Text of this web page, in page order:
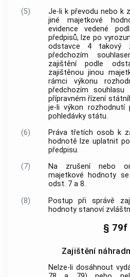
(5)
Je-li k převodu nebo k
jiné majetkové
evidence vedené
předpisů, lze po
odstavce 4 takový
předchozím
zajištění podle
zajištěnou jinou
rámci výkonu
předchozím
přípravném řízení
je-li výkon rozhodnutí
pohledávky státu.
(6)
Práva třetích osob k
hodnotě lze uplatnit
předpisu.
(7)
Na zrušení nebo
majetkové hodnoty
odst. 7 a 8.
(8)
Postup při správě
hodnoty stanoví
§ 79f
Zajištění
Nelze-li dosáhnout